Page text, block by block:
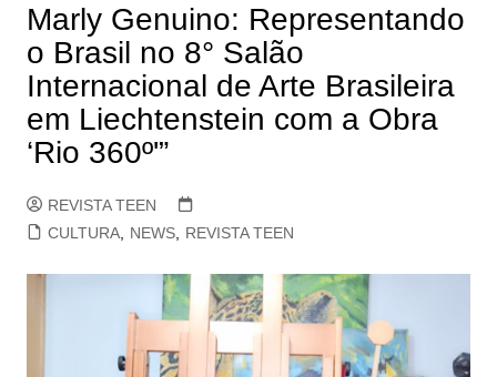
Marly Genuino: Representando
o Brasil no 8° Salão
Internacional de Arte Brasileira
em Liechtenstein com a Obra
‘Rio 360º'”
REVISTA TEEN
CULTURA, NEWS, REVISTA TEEN